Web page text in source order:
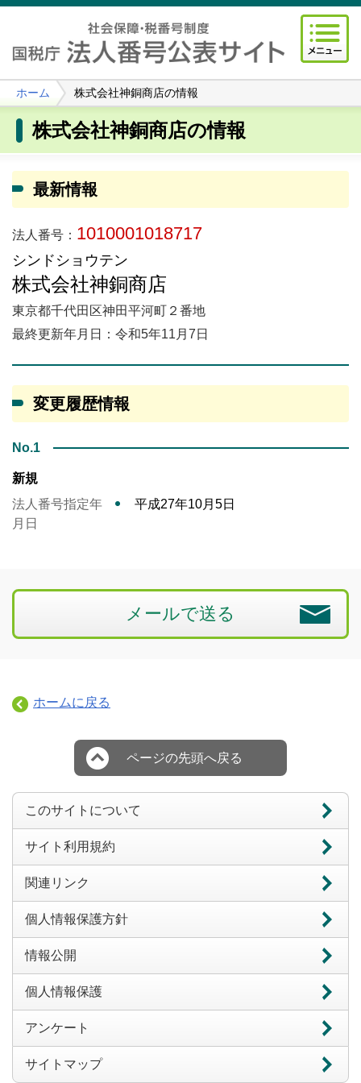
ホーム 株式会社神銅商店の情報
株式会社神銅商店の情報
最新情報
法人番号： 1010001018717
シンドショウテン
株式会社神銅商店
東京都千代田区神田平河町２番地
最終更新年月日：令和5年11月7日
変更履歴情報
No.1
新規
法人番号指定年
月日
平成27年10月5日
メールで送る
ホームに戻る
ページの先頭へ戻る
このサイトについて
サイト利用規約
関連リンク
個人情報保護方針
情報公開
個人情報保護
アンケート
サイトマップ